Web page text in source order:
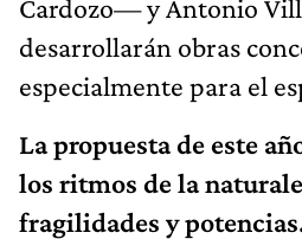
Cardozo— y Antonio
desarrollarán obras
especialmente para el
La propuesta de este
los ritmos de la
fragilidades y